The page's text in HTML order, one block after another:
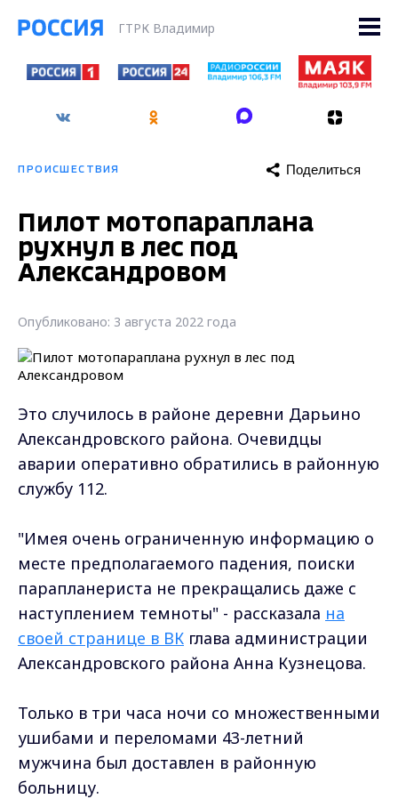
ГТРК Владимир
ПРОИСШЕСТВИЯ Поделиться
Пилот мотопараплана
рухнул в лес под
Александровом
Опубликовано: 3 августа 2022 года
Это случилось в районе деревни Дарьино
Александровского района. Очевидцы
аварии оперативно обратились в районную
службу 112.
"Имея очень ограниченную информацию о
месте предполагаемого падения, поиски
парапланериста не прекращались даже с
наступлением темноты" - рассказала на
своей странице в ВК глава администрации
Александровского района Анна Кузнецова.
Только в три часа ночи со множественными
ушибами и переломами 43-летний
мужчина был доставлен в районную
больницу.